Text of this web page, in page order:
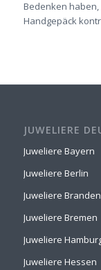
Bedenken
Handgepäck
JUWELIERE
Juweliere Bayern
Juweliere Berlin
Juweliere
Juweliere Bremen
Juweliere
Juweliere Hessen